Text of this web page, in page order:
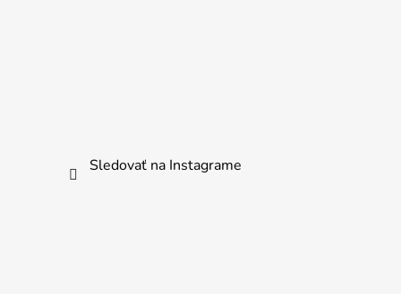
Sledovať na Instagrame